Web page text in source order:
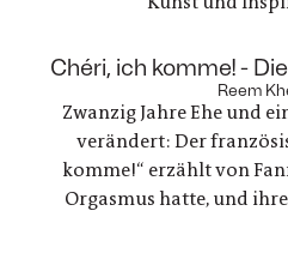
nach Lanzarote reist,
Regisseur, der in einer
Geschichten, die
Chéri, ich komme! -
Reem
Zwanzig Jahre Ehe und
verändert: Der
komme!“ erzählt von
Orgasmus hatte, und